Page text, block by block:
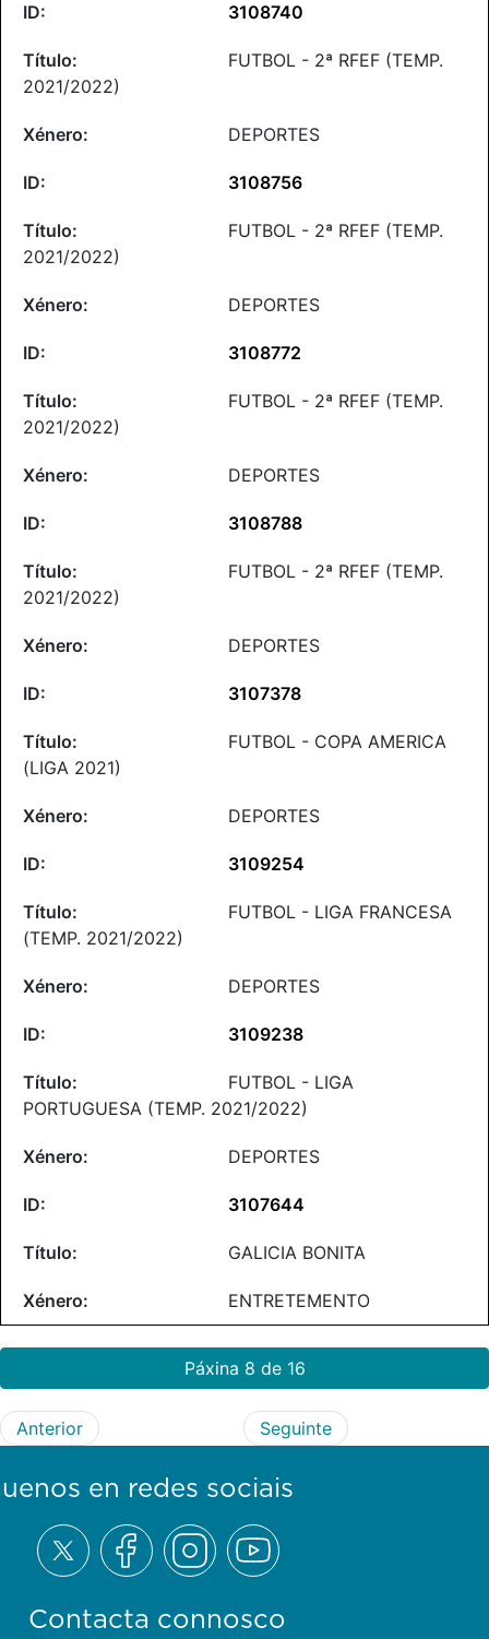
3108740
FUTBOL - 2ª RFEF (TEMP.
2021/2022)
DEPORTES
3108756
FUTBOL - 2ª RFEF (TEMP.
2021/2022)
DEPORTES
3108772
FUTBOL - 2ª RFEF (TEMP.
2021/2022)
DEPORTES
3108788
FUTBOL - 2ª RFEF (TEMP.
2021/2022)
DEPORTES
3107378
FUTBOL - COPA AMERICA
(LIGA 2021)
DEPORTES
3109254
FUTBOL - LIGA FRANCESA
(TEMP. 2021/2022)
DEPORTES
3109238
FUTBOL - LIGA
PORTUGUESA (TEMP. 2021/2022)
DEPORTES
3107644
GALICIA BONITA
ENTRETEMENTO
Páxina 8 de 16
Anterior Seguinte
Contacta connosco
en redes sociais